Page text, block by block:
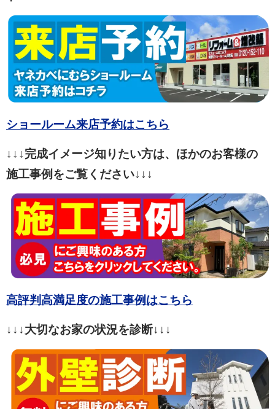
ショールーム来店予約はこちら
↓↓↓完成イメージ知りたい方は、ほかのお客様の
施工事例をご覧ください↓↓↓
高評判高満足度の施工事例はこちら
↓↓↓大切なお家の状況を診断↓↓↓